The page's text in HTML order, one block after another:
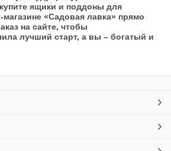
ящики и поддоны для
«Садовая лавка» прямо
на сайте, чтобы
лучший старт, а вы – богатый и